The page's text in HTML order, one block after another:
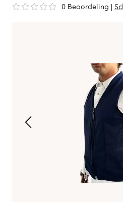
0 Beoordeling |